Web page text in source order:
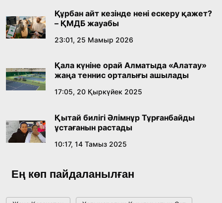
Құрбан айт кезінде нені ескеру қажет?
– ҚМДБ жауабы
23:01, 25 Мамыр 2026
Қала күніне орай Алматыда «Алатау»
жаңа теннис орталығы ашылады
17:05, 20 Қыркүйек 2025
Қытай билігі Әлімнұр Тұрғанбайды
ұстағанын растады
10:17, 14 Тамыз 2025
Ең көп пайдаланылған